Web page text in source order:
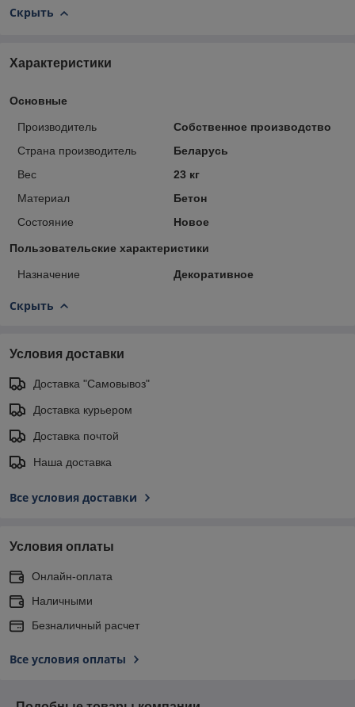
Скрыть
Характеристики
Основные
Производитель
Собственное производство
Страна производитель
Беларусь
Вес
23 кг
Материал
Бетон
Состояние
Новое
Пользовательские характеристики
Назначение Декоративное
Скрыть
Условия доставки
Доставка "Самовывоз"
Доставка курьером
Доставка почтой
Наша доставка
Все условия доставки
Условия оплаты
Онлайн-оплата
Наличными
Безналичный расчет
Все условия оплаты